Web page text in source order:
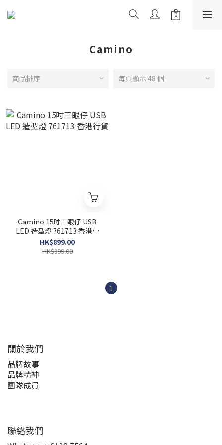
Camino
商品排序 每頁顯示 48 個
Camino 15吋三眼仔 USB
LED 造型燈 761713 香港行
貨
HK$899.00
HK$999.00
1
關於我們
品牌故事
品牌精神
團隊成員
聯絡我們